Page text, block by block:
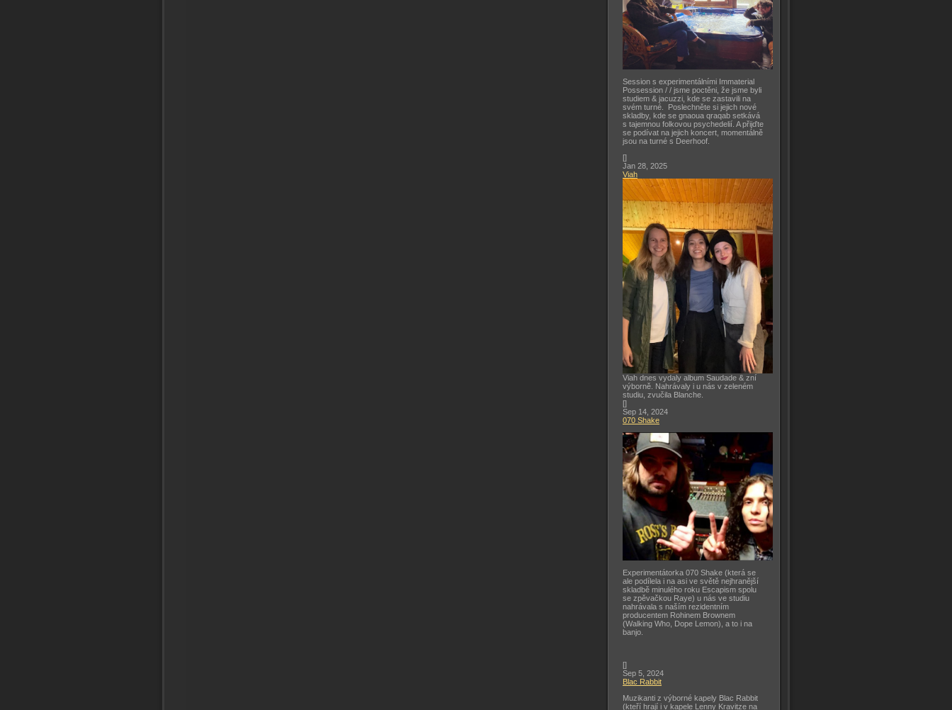
Session s experimentálními Immaterial
Possession / / jsme poctěni, že jsme byli
studiem & jacuzzi, kde se zastavili na
svém turné. Poslechněte si jejich nové
skladby, kde se gnaoua qraqab setkává
s tajemnou folkovou psychedelií. A přijďte
se podívat na jejich koncert, momentálně
jsou na turné s Deerhoof.
[]
Jan 28, 2025
Viah
Viah dnes vydaly album Saudade & zní
výborně. Nahrávaly i u nás v zeleném
studiu, zvučila Blanche.
[]
Sep 14, 2024
070 Shake
Experimentátorka 070 Shake (která se
ale podílela i na asi ve světě nejhranější
skladbě minulého roku Escapism spolu
se zpěvačkou Raye) u nás ve studiu
nahrávala s naším rezidentním
producentem Rohinem Brownem
(Walking Who, Dope Lemon), a to i na
banjo.
[]
Sep 5, 2024
Blac Rabbit
Muzikanti z výborné kapely Blac Rabbit
(kteří hrají i v kapele Lenny Kravitze na